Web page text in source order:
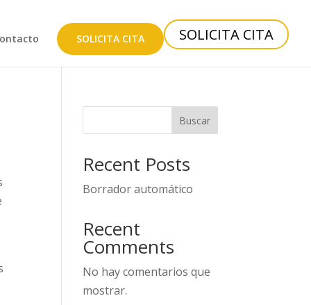
SOLICITA CITA SOLICITA CITA
Buscar
Recent Posts
Borrador automático
Recent
Comments
No hay comentarios que
mostrar.